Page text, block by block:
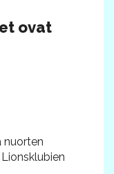
ovat
nuorten